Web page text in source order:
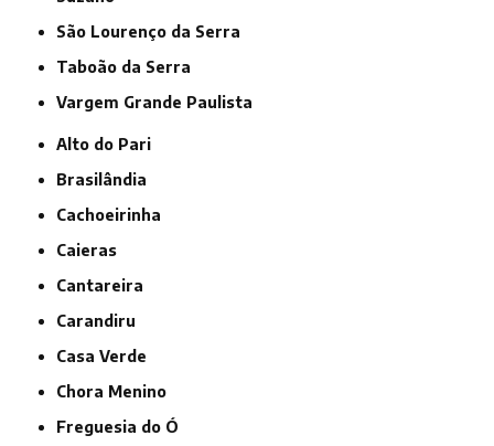
São Lourenço da Serra
Taboão da Serra
Vargem Grande Paulista
Alto do Pari
Brasilândia
Cachoeirinha
Caieras
Cantareira
Carandiru
Casa Verde
Chora Menino
Freguesia do Ó